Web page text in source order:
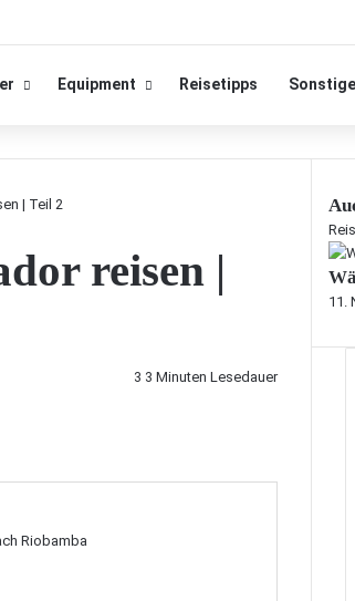
Equipment Reisetipps
| Teil 2
reisen |
3 3 Minuten Lesedauer
Riobamba
S
c
h
l
e
11.